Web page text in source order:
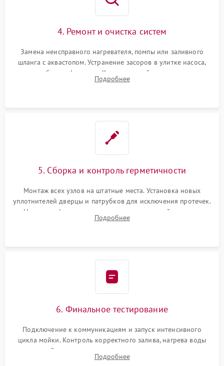
4. Ремонт и очистка систем
Замена неисправного нагревателя, помпы или заливного
шланга с аквастопом. Устранение засоров в улитке насоса,
патрубках и фильтрах. Компонентный ремонт платы
управления, восстановление поврежденной проводки.
Подробнее
5. Сборка и контроль герметичности
Монтаж всех узлов на штатные места. Установка новых
уплотнителей дверцы и патрубков для исключения протечек.
Надежная фиксация хомутов гидравлической системы,
сборка корпуса и установка датчика поплавка.
Подробнее
6. Финальное тестирование
Подключение к коммуникациям и запуск интенсивного
цикла мойки. Контроль корректного залива, нагрева воды
до нужной температуры, отсутствия посторонних шумов,
штатного слива и абсолютной сухости в поддоне.
Подробнее